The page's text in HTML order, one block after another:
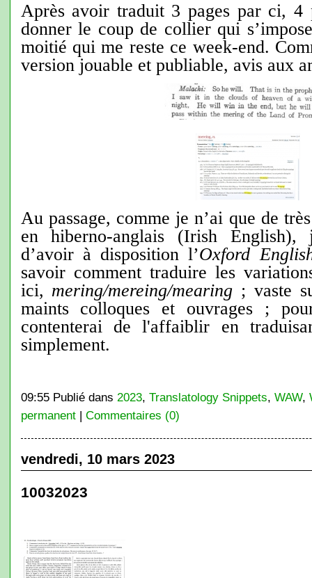
Après avoir traduit 3 pages par ci, 4
donner le coup de collier qui
moitié qui me reste ce week-end.
version jouable et publiable, avis aux
Au passage, comme je n’ai que de
en hiberno-anglais (Irish
d’avoir à disposition l’Oxford
savoir comment traduire les
ici, mering/mereing/mearing ; vaste
maints colloques et ouvrages ;
contenterai de l'affaiblir en
simplement.
09:55 Publié dans 2023, Translatology Snippets, WAW,
permanent| Commentaires (0)
vendredi, 10 mars 2023
10032023